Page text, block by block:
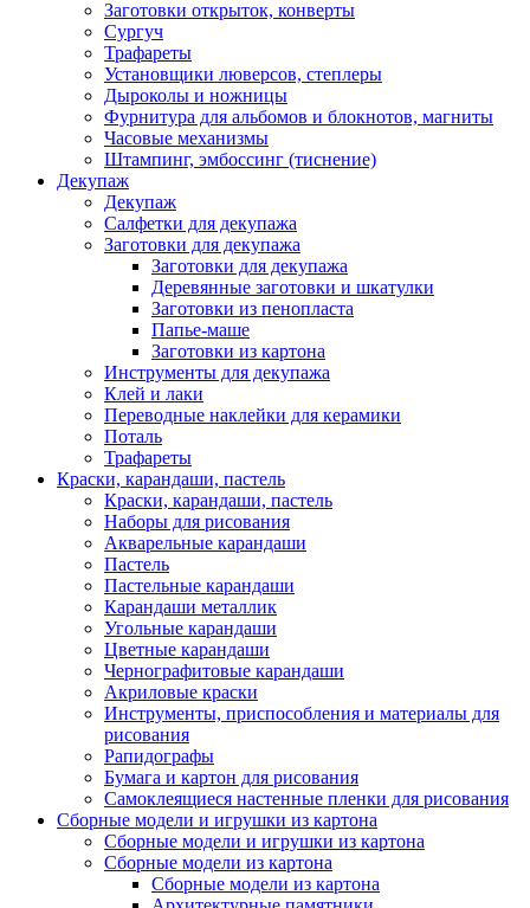
Заготовки открыток, конверты
Сургуч
Трафареты
Установщики люверсов, степлеры
Дыроколы и ножницы
Фурнитура для альбомов и блокнотов, магниты
Часовые механизмы
Штампинг, эмбоссинг (тиснение)
Декупаж
Декупаж
Салфетки для декупажа
Заготовки для декупажа
Заготовки для декупажа
Деревянные заготовки и шкатулки
Заготовки из пенопласта
Папье-маше
Заготовки из картона
Инструменты для декупажа
Клей и лаки
Переводные наклейки для керамики
Поталь
Трафареты
Краски, карандаши, пастель
Краски, карандаши, пастель
Наборы для рисования
Акварельные карандаши
Пастель
Пастельные карандаши
Карандаши металлик
Угольные карандаши
Цветные карандаши
Чернографитовые карандаши
Акриловые краски
Инструменты, приспособления и материалы для
рисования
Рапидографы
Бумага и картон для рисования
Самоклеящиеся настенные пленки для рисования
Сборные модели и игрушки из картона
Сборные модели и игрушки из картона
Сборные модели из картона
Сборные модели из картона